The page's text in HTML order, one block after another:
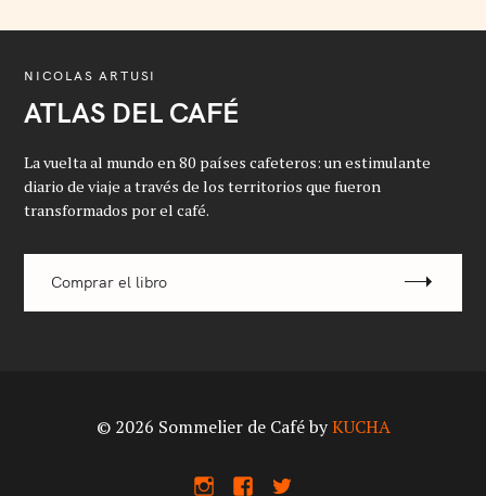
NICOLAS ARTUSI
ATLAS DEL CAFÉ
La vuelta al mundo en 80 países cafeteros: un estimulante
diario de viaje a través de los territorios que fueron
transformados por el café.
Comprar el libro
X
© 2026 Sommelier de Café byKUCHA